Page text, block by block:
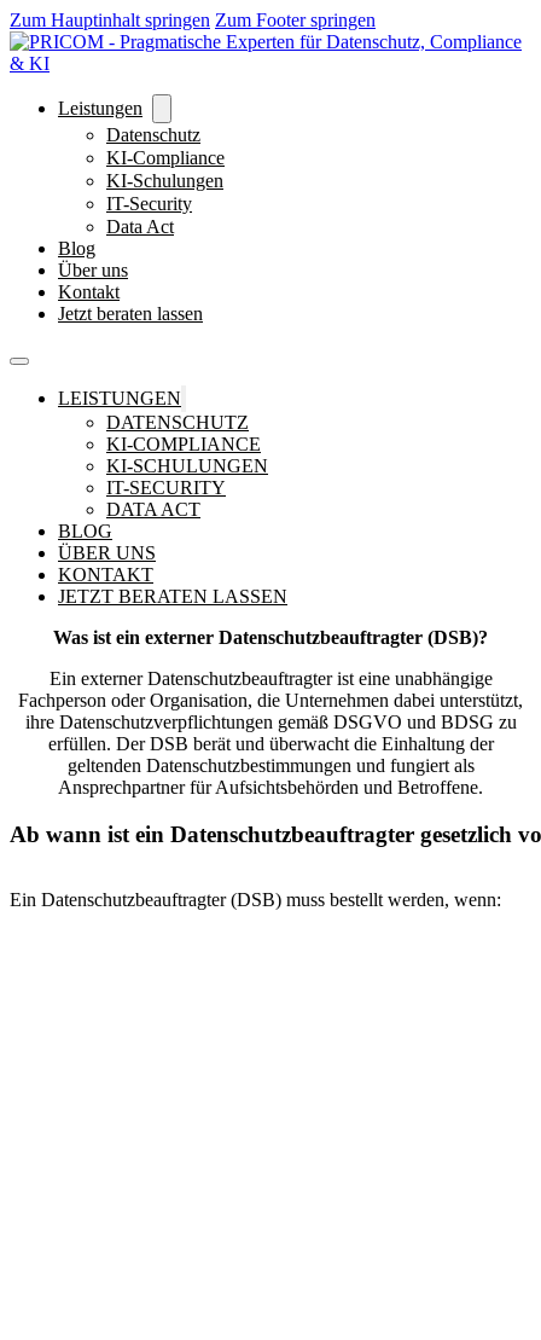
Zum Hauptinhalt springen Zum Footer springen
Leistungen
Datenschutz
KI-Compliance
KI-Schulungen
IT-Security
Data Act
Blog
Über uns
Kontakt
Jetzt beraten lassen
LEISTUNGEN
DATENSCHUTZ
KI-COMPLIANCE
KI-SCHULUNGEN
IT-SECURITY
DATA ACT
BLOG
ÜBER UNS
KONTAKT
JETZT BERATEN LASSEN
Was ist ein externer Datenschutzbeauftragter (DSB)?
Ein externer Datenschutzbeauftragter ist eine unabhängige
Fachperson oder Organisation, die Unternehmen dabei unterstützt,
ihre Datenschutzverpflichtungen gemäß DSGVO und BDSG zu
erfüllen. Der DSB berät und überwacht die Einhaltung der
geltenden Datenschutzbestimmungen und fungiert als
Ansprechpartner für Aufsichtsbehörden und Betroffene.
Ab wann ist ein Datenschutzbeauftragter gesetzlich
Ein Datenschutzbeauftragter (DSB) muss bestellt werden, wenn: